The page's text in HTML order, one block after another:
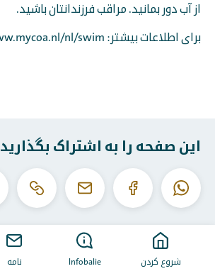
شروع کردن Infobalie نامه
از آب دور بمانید. مراقب فرزندانتان باشید.
برای اطلاعات بیشتر: https://www.mycoa.nl/nl/swim
این صفحه را به اشتراک بگذارید
واتساپ
فیس
ایمیل
این
URL
کپی
کنید